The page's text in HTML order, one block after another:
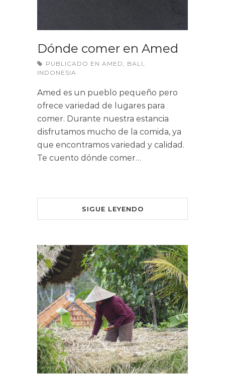
Dónde comer en Amed
PUBLICADO EN AMED , BALI ,
INDONESIA
Amed es un pueblo pequeño pero
ofrece variedad de lugares para
comer. Durante nuestra estancia
disfrutamos mucho de la comida, ya
que encontramos variedad y calidad.
Te cuento dónde comer…
SIGUE LEYENDO